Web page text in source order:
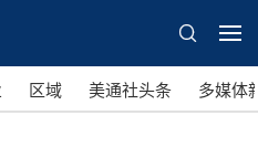
区域 美通社头条 多媒体